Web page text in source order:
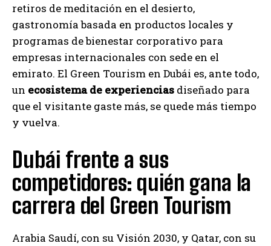
retiros de meditación en el desierto,
gastronomía basada en productos locales y
programas de bienestar corporativo para
empresas internacionales con sede en el
emirato. El Green Tourism en Dubái es, ante todo,
un ecosistema de experiencias diseñado para
que el visitante gaste más, se quede más tiempo
y vuelva.
Dubái frente a sus
competidores: quién gana la
carrera del Green Tourism
Arabia Saudí, con su Visión 2030, y Qatar, con su